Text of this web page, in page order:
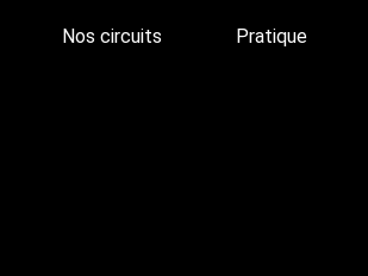
Nos circuits Pratique